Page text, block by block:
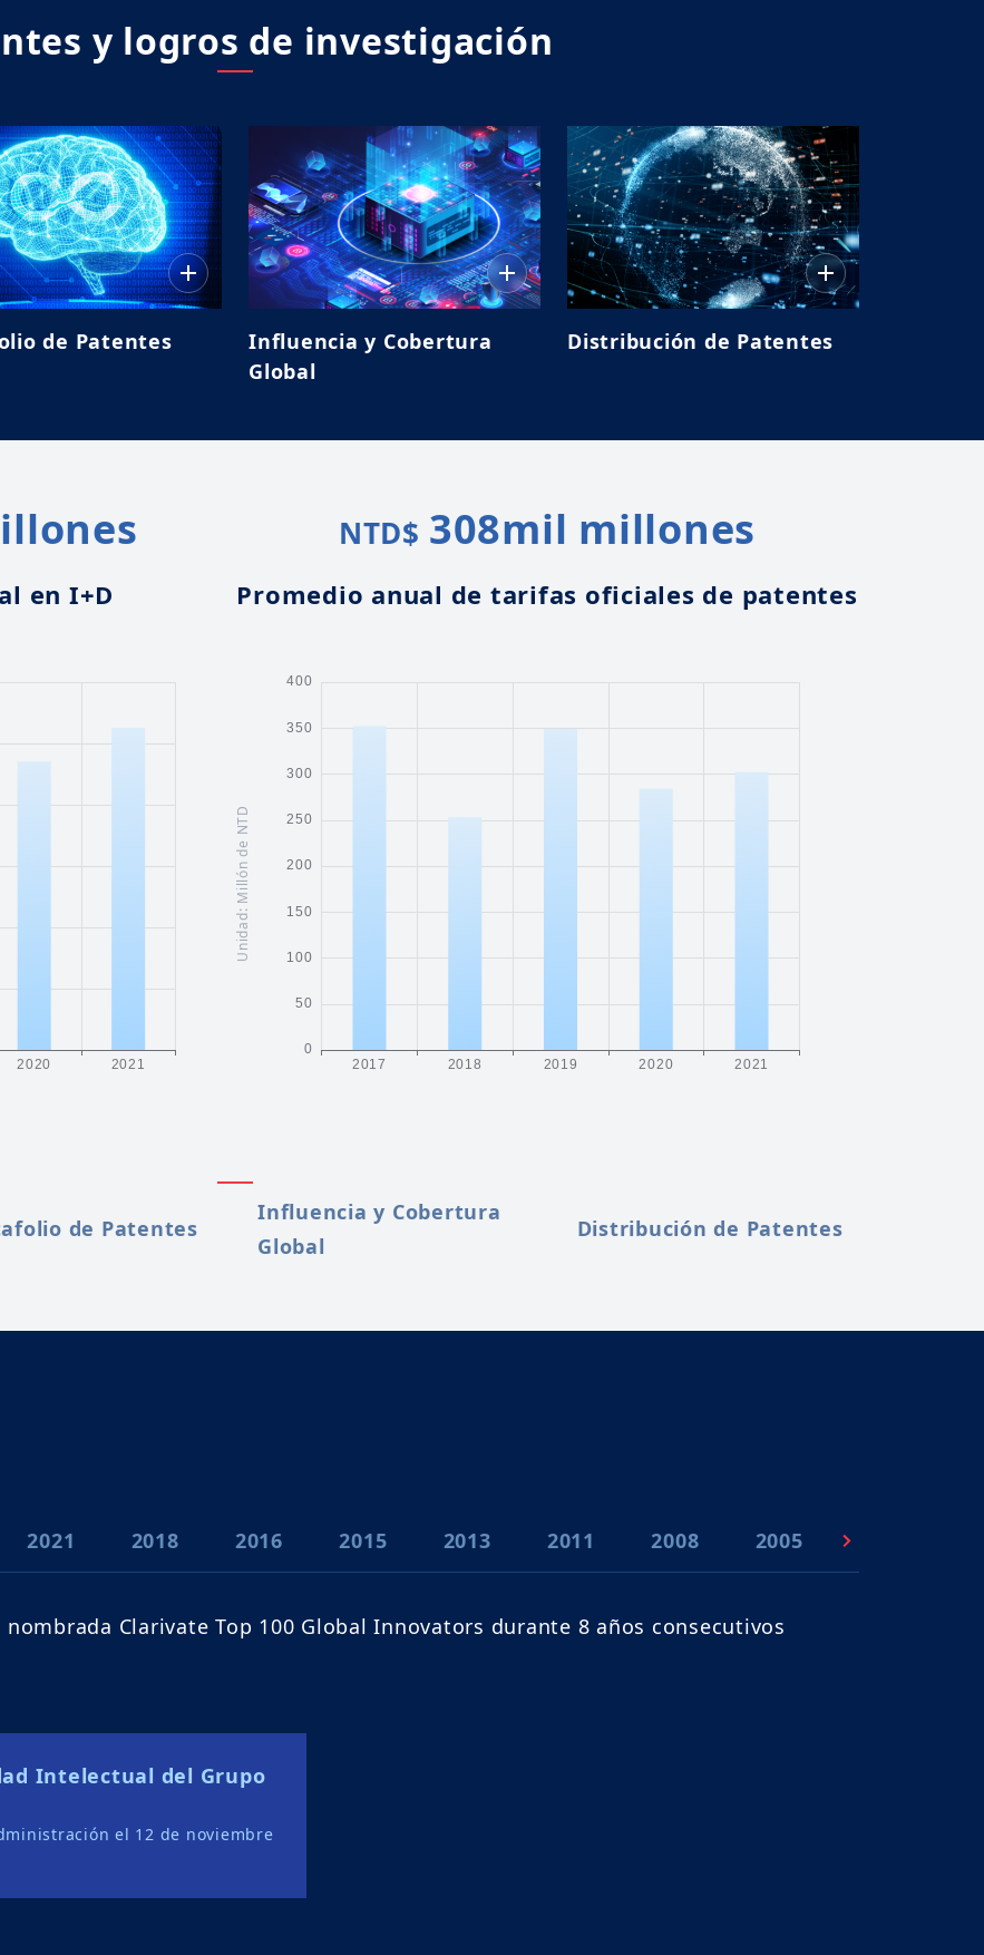
y logros de investigación
de Patentes
Influencia y Cobertura
Global
Distribución de Patentes
en I+D
NTD$ 308mil millones
Promedio anual de tarifas oficiales de patentes
Unidad: Millón de NTD
de Patentes
Influencia y Cobertura
Global
Distribución de Patentes
2021 2018 2016 2015 2013 2011 2008 2005
Clarivate Top 100 Global Innovators durante 8 años consecutivos
Intelectual del Grupo
el 12 de noviembre